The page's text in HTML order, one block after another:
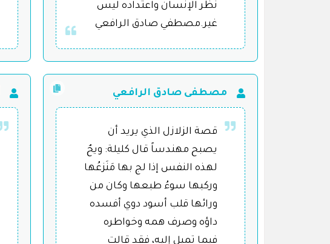
نظر الإنسان واعتداده ليس
غير.مصطفي صادق الرافعي
مصطفى صادق الرافعي
قصة الزلازل الذي يريد أن
يصبح مهندساً قال كليلة: ويحٌ
لهذه النفس إذا لج بها مَنَزعُها
وركبها سوءُ طبعها وكان من
ورائها قلب أسود دوي أفسده
داؤه وصرف همه وخواطره
فيما تميل إليه، فقد قالت